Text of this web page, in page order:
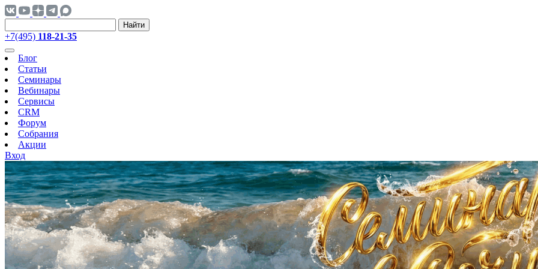
Найти
+7(495) 118-21-35
Блог
Статьи
Семинары
Вебинары
Сервисы
CRM
Форум
Собрания
Акции
Вход